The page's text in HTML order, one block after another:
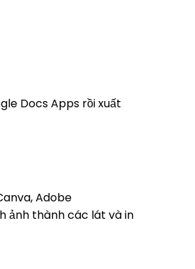
Docs Apps rồi xuất
Adobe
ảnh thành các lát và in